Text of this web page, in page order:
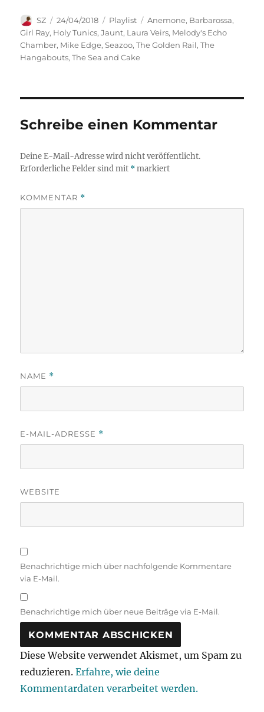
Autor
SZ
Veröffentlicht
am
24/04/2018 Kategorien
Playlist Schlagwörter
Anemone, Barbarossa,
Girl Ray, Holy Tunics,Jaunt, Laura Veirs, Melody's Echo
Chamber, Mike Edge,Seazoo,The Golden Rail,The
Hangabouts,The Sea and Cake
Schreibe einen Kommentar
Deine E-Mail-Adresse wird nicht veröffentlicht.
Erforderliche Felder sind mit *markiert
KOMMENTAR *
NAME *
E-MAIL-ADRESSE *
WEBSITE
Benachrichtige mich über nachfolgende Kommentare
via E-Mail.
Benachrichtige mich über neue Beiträge via E-Mail.
Diese Website verwendet Akismet, um Spam zu
reduzieren.Erfahre, wie deine
Kommentardaten verarbeitet werden.